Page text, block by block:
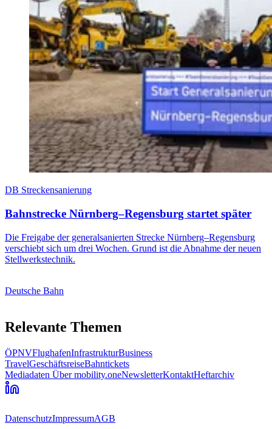
DB Streckensanierung
Bahnstrecke Nürnberg–Regensburg startet später
Die Freigabe der generalsanierten Strecke Nürnberg–Regensburg
verschiebt sich um drei Wochen. Grund ist die Abnahme der neuen
Stellwerkstechnik.
Deutsche Bahn
Relevante Themen
ÖPNVFlughafenInfrastrukturBusiness
TravelGeschäftsreiseBahntickets
Mediadaten Über mobility.oneNewsletterKontaktHeftarchiv
DatenschutzImpressumAGB